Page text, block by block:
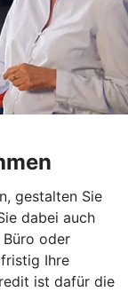
gestalten Sie
dabei auch
oder
Ihre
ist dafür die